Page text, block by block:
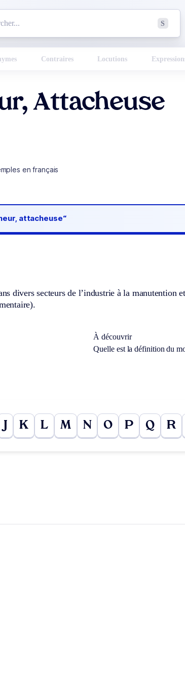
S
Contraires Locutions
Attacheuse
en français
attacheuse“
divers secteurs de l’industrie à la
À découvrir
Quelle est la définition du
K L M N O P Q R